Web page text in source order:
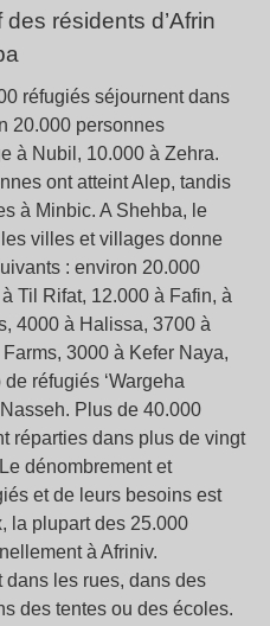
résidents d’Afrin
réfugiés séjournent dans
20.000 personnes
à Nubil, 10.000 à Zehra.
ont atteint Alep, tandis
à Minbic. A Shehba, le
villes et villages donne
: environ 20.000
Til Rifat, 12.000 à Fafin, à
4000 à Halissa, 3700 à
3000 à Kefer Naya,
réfugiés ‘Wargeha
Plus de 40.000
réparties dans plus de vingt
dénombrement et
et de leurs besoins est
la plupart des 25.000
à Afriniv.
dans les rues, dans des
des tentes ou des écoles.